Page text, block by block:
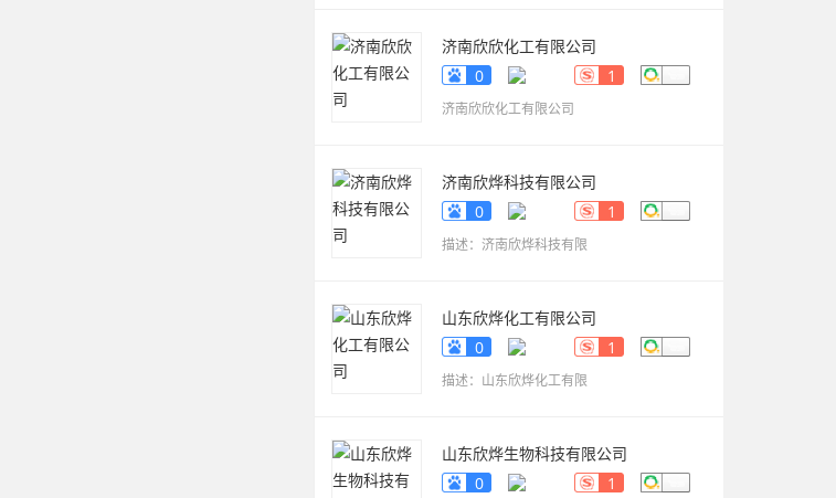
济南欣欣化工有限公司
www.sdyueqian.cn
0 1
济南欣欣化工有限公司
济南欣烨科技有限公司
www.sdkaikai.cn
0 1
描述：济南欣烨科技有限
山东欣烨化工有限公司
www.sdxinyechem.cn
0 1
描述：山东欣烨化工有限
山东欣烨生物科技有限公司
www.sdxinyekeji.cn
0 1